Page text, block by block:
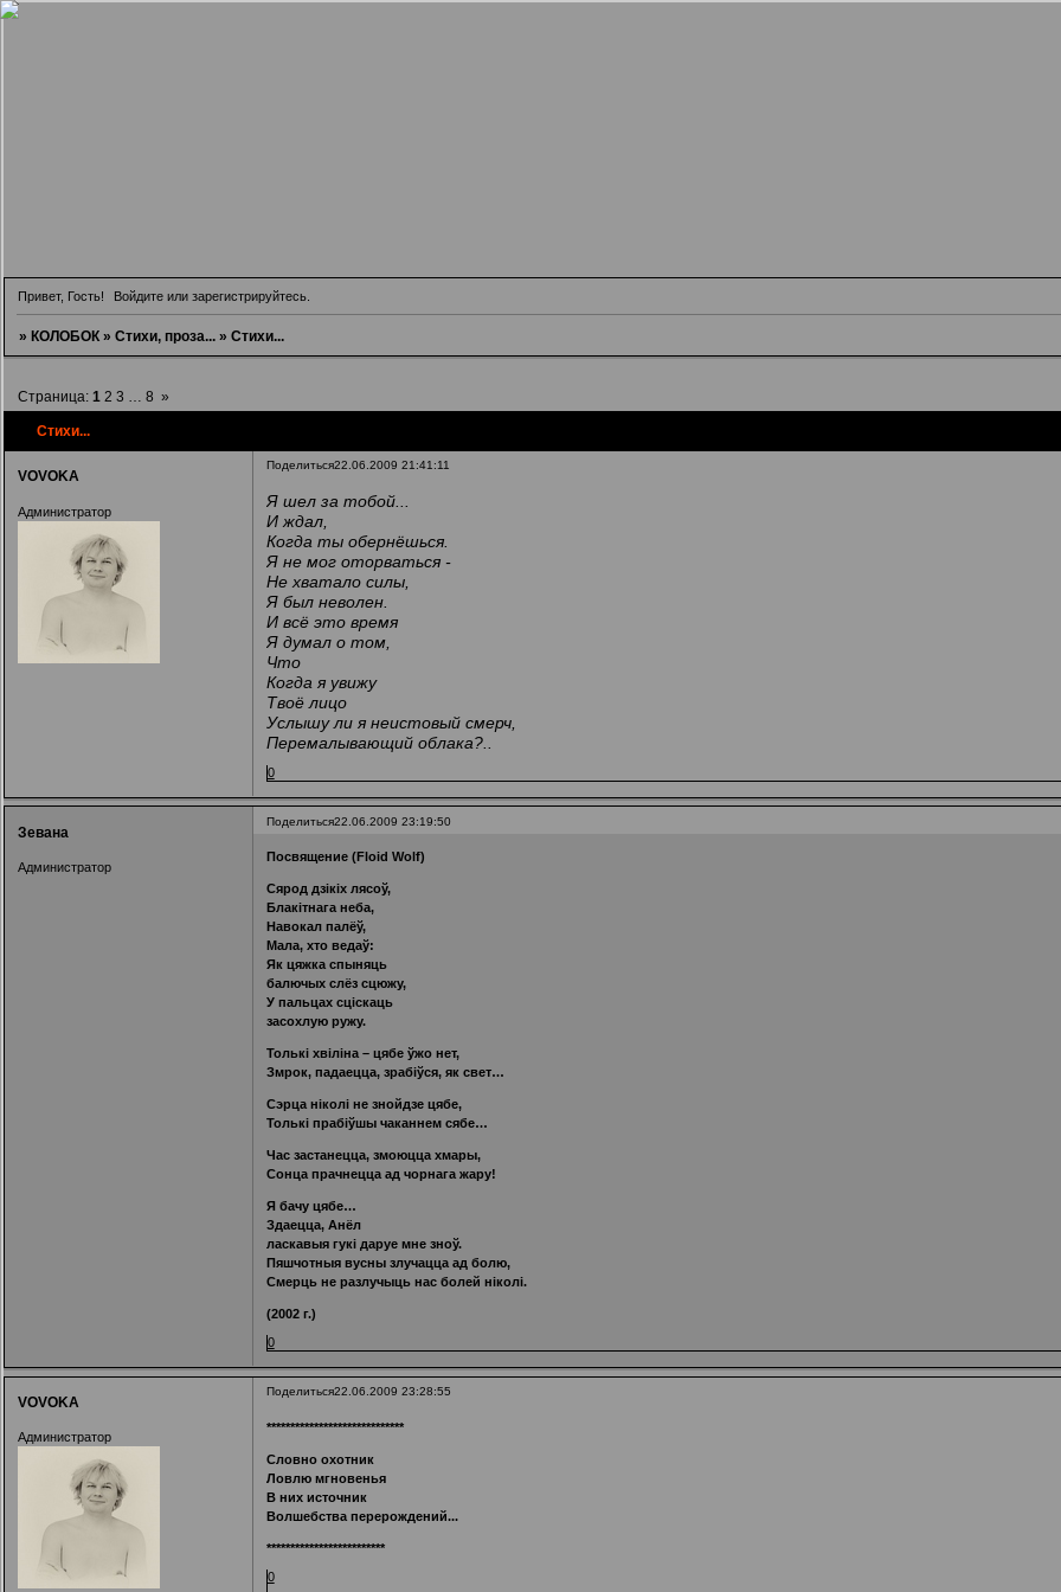
Привет, Гость! Войдите илизарегистрируйтесь
» КОЛОБОК » Стихи, проза... » Стихи...
Стихи...
Страница: 1 2 3 … 8 »
Поделиться22.06.2009 21:41:11
VOVOKA
Администратор
Я шел за тобой...
И ждал,
Когда ты обернёшься.
Я не мог оторваться -
Не хватало силы,
Я был неволен.
И всё это время
Я думал о том,
Что
Когда я увижу
Твоё лицо
Услышу ли я неистовый смерч,
Перемалывающий облака?..
0
Поделиться22.06.2009 23:19:50
Зевана
Администратор
Посвящение (Floid Wolf)
Сярод дзікіх лясоў,
Блакітнага неба,
Навокал палёў,
Мала, хто ведаў:
Як цяжка спыняць
балючых слёз сцюжу,
У пальцах сціскаць
засохлую ружу.
Толькі хвіліна – цябе ўжо нет,
Змрок, падаецца, зрабіўся, як свет…
Сэрца ніколі не знойдзе цябе,
Толькі прабіўшы чаканнем сябе…
Час застанецца, змоюцца хмары,
Сонца прачнецца ад чорнага жару!
Я бачу цябе…
Здаецца, Анёл
ласкавыя гукі даруе мне зноў.
Пяшчотныя вусны злучацца ад болю,
Смерць не разлучыць нас болей ніколі.
(2002 г.)
0
Поделиться22.06.2009 23:28:55
VOVOKA
Администратор
*****************************
Словно охотник
Ловлю мгновенья
В них источник
Волшебства перерождений...
*************************
0